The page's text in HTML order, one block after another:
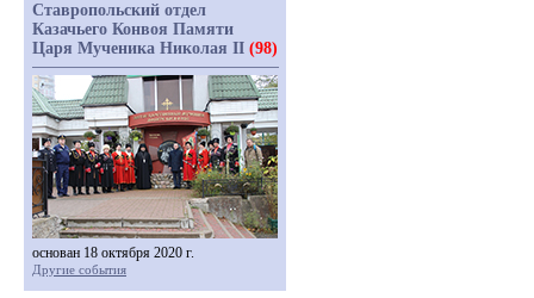
Ставропольский отдел
Казачьего Конвоя Памяти
Царя Мученика Николая II (98)
основан 18 октября 2020 г.
Другие события